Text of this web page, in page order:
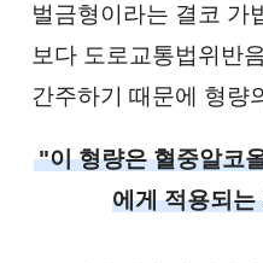
벌금형이라는 결코 가
보다 도로교통법위반
간주하기 때문에 형량
"이 형량은 혈중알코
에게 적용되